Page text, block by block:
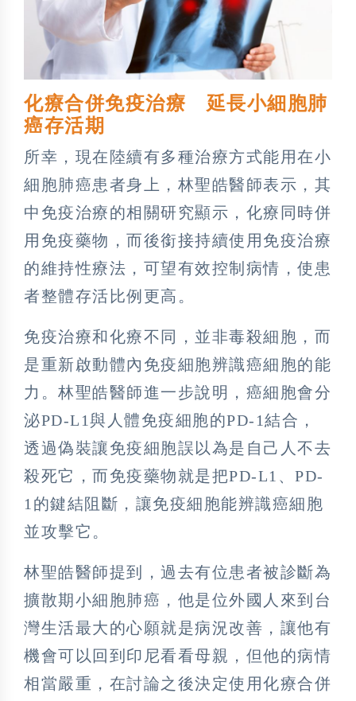
化療合併免疫治療 延長小細胞肺
癌存活期
所幸，現在陸續有多種治療方式能用在小
細胞肺癌患者身上，林聖皓醫師表示，其
中免疫治療的相關研究顯示，化療同時併
用免疫藥物，而後銜接持續使用免疫治療
的維持性療法，可望有效控制病情，使患
者整體存活比例更高。
免疫治療和化療不同，並非毒殺細胞，而
是重新啟動體內免疫細胞辨識癌細胞的能
力。林聖皓醫師進一步說明，癌細胞會分
泌PD-L1與人體免疫細胞的PD-1結合，
透過偽裝讓免疫細胞誤以為是自己人不去
殺死它，而免疫藥物就是把PD-L1、PD-
1的鍵結阻斷，讓免疫細胞能辨識癌細胞
並攻擊它。
林聖皓醫師提到，過去有位患者被診斷為
擴散期小細胞肺癌，他是位外國人來到台
灣生活最大的心願就是病況改善，讓他有
機會可以回到印尼看看母親，但他的病情
相當嚴重，在討論之後決定使用化療合併